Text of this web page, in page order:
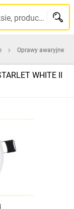
Szukaj po nazwie, indeksie, producencie, kodzie kreskowym...
Oprawy awaryjne
WHITE II